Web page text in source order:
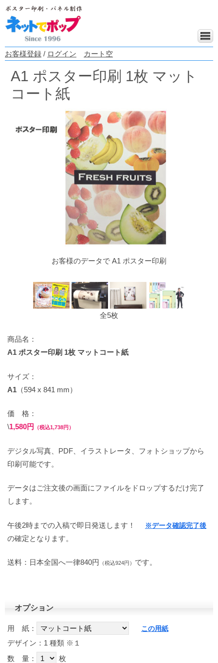
お客様登録 / ログイン カート空
A1 ポスター印刷 1枚 マット
コート紙
お客様のデータで A1 ポスター印刷
全5枚
商品名：
A1 ポスター印刷 1枚 マットコート紙
サイズ：
A1 （594 x 841 mm）
価 格：
\1,580円 （税込1,738円）
デジタル写真、PDF、イラストレータ、フォトショップから
印刷可能です。
データはご注文後の画面にファイルをドロップするだけ完了
します。
午後2時までの入稿で即日発送します！ ※データ確認完了後
の確定となります。
送料：日本全国へ一律840円 （税込924円） です。
オプション
用 紙： この用紙
デザイン：1 種類 ※１
数 量：
枚